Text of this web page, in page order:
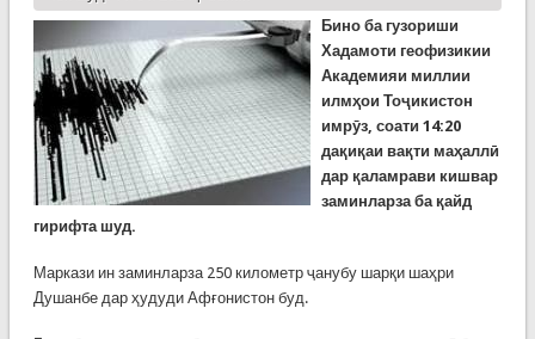
Бино ба гузориши
Хадамоти геофизикии
Академияи миллии
илмҳои Тоҷикистон
имрӯз, соати 14:20
дақиқаи вақти маҳаллӣ
дар қаламрави кишвар
заминларза ба қайд
гирифта шуд.
Маркази ин заминларза 250 километр ҷанубу шарқи шаҳри
Душанбе дар ҳудуди Афғонистон буд.